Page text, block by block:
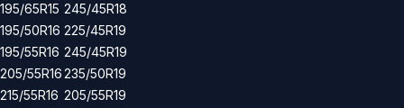
195/65R15
195/50R16
195/55R16
205/55R16
215/55R16
245/45R18
225/45R19
245/45R19
235/50R19
205/55R19